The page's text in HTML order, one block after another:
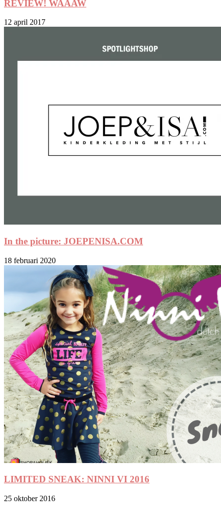
REVIEW! WAAAW
12 april 2017
In the picture: JOEPENISA.COM
18 februari 2020
LIMITED SNEAK: NINNI VI 2016
25 oktober 2016